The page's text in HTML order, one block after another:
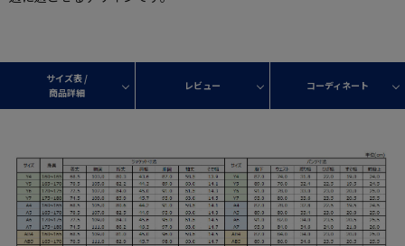
サイズ表 /
商品詳細
レビュー コーディネート